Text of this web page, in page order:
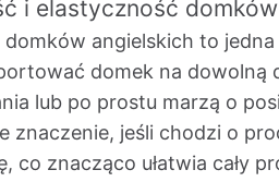
i elastyczność
angielskich to
domek na dowolną
lub po prostu marzą o
znaczenie, jeśli chodzi o
co znacząco ułatwia cały